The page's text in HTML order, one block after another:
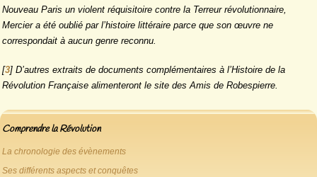
Nouveau Paris un violent réquisitoire contre la Terreur révolutionnaire,
Mercier a été oublié par l’histoire littéraire parce que son œuvre ne
correspondait à aucun genre reconnu.
[3] D’autres extraits de documents complémentaires à l’Histoire de la
Révolution Française alimenteront le site desAmis de Robespierre.
Comprendre la Révolution
La chronologie des évènements
Ses différents aspects et conquêtes